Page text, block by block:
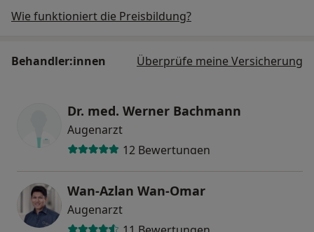
Wie funktioniert die Preisbildung?
Behandler:innen Überprüfe meine Versicherung
Dr. med. Werner Bachmann
Augenarzt
12 Bewertungen
Wan-Azlan Wan-Omar
Augenarzt